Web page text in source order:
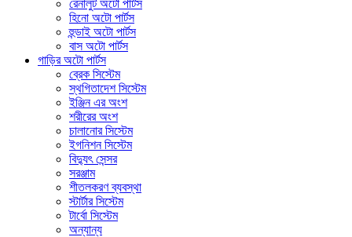
রেনালুট অটো পার্টস
হিনো অটো পার্টস
হুন্ডাই অটো পার্টস
বাস অটো পার্টস
গাড়ির অটো পার্টস
ব্রেক সিস্টেম
স্থগিতাদেশ সিস্টেম
ইঞ্জিন এর অংশ
শরীরের অংশ
চালানোর সিস্টেম
ইগনিশন সিস্টেম
বিদ্যুৎ সেন্সর
সরঞ্জাম
শীতলকরণ ব্যবস্থা
স্টার্টার সিস্টেম
টার্বো সিস্টেম
অন্যান্য